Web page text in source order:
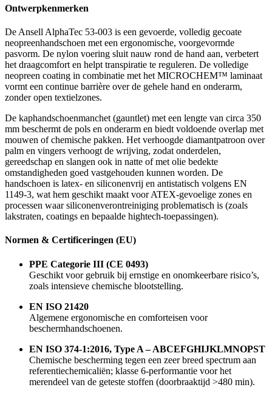
Ontwerpkenmerken
De Ansell AlphaTec 53-003 is een gevoerde, volledig gecoate
neopreenhandschoen met een ergonomische, voorgevormde
pasvorm. De nylon voering sluit nauw rond de hand aan, verbetert
het draagcomfort en helpt transpiratie te reguleren. De volledige
neopreen coating in combinatie met het MICROCHEM™ laminaat
vormt een continue barrière over de gehele hand en onderarm,
zonder open textielzones.
De kaphandschoenmanchet (gauntlet) met een lengte van circa 350
mm beschermt de pols en onderarm en biedt voldoende overlap met
mouwen of chemische pakken. Het verhoogde diamantpatroon over
palm en vingers verhoogt de wrijving, zodat onderdelen,
gereedschap en slangen ook in natte of met olie bedekte
omstandigheden goed vastgehouden kunnen worden. De
handschoen is latex- en siliconenvrij en antistatisch volgens EN
1149-3, wat hem geschikt maakt voor ATEX-gevoelige zones en
processen waar siliconenverontreiniging problematisch is (zoals
lakstraten, coatings en bepaalde hightech-toepassingen).
Normen & Certificeringen (EU)
PPE Categorie III (CE 0493)
Geschikt voor gebruik bij ernstige en onomkeerbare risico’s,
zoals intensieve chemische blootstelling.
EN ISO 21420
Algemene ergonomische en comforteisen voor
beschermhandschoenen.
EN ISO 374-1:2016, Type A – ABCEFGHIJKLMNOPST
Chemische bescherming tegen een zeer breed spectrum aan
referentiechemicaliën; klasse 6-performantie voor het
merendeel van de geteste stoffen (doorbraaktijd >480 min).